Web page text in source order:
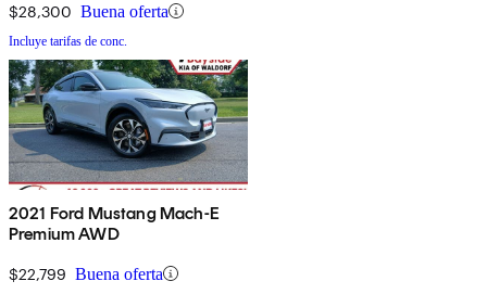
$28,300 Buena oferta
Incluye tarifas de conc.
2021 Ford Mustang Mach-E
Premium AWD
$22,799 Buena oferta